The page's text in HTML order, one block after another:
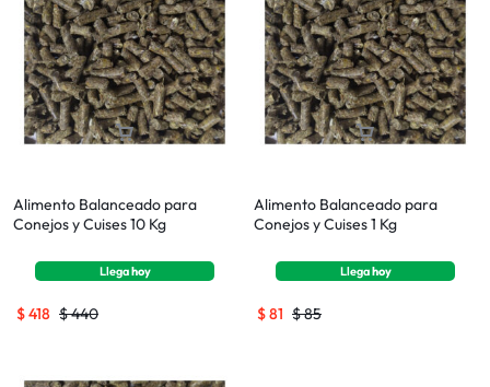
Alimento Balanceado para
Conejos y Cuises 10 Kg
Llegahoy
$440
$418
Alimento Balanceado para
Conejos y Cuises 1 Kg
Llegahoy
$85
$81